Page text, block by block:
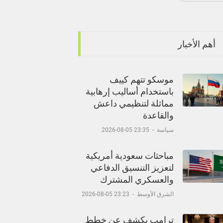
أهم الأخبار
موسكو تتهم كييف
باستخدام أساليب إرهابية
مماثلة لتنظيمي داعش
والقاعدة
سياسة -
23:35 05-08-2026
مباحثات سعودية أمريكية
لتعزيز التنسيق الدفاعي
والعسكري المشترك
الشرق الأوسط -
23:23 05-08-2026
ترامب يكشف عن خطط